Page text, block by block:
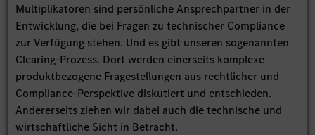
Multiplikatoren sind persönliche Ansprechpartner in der
Entwicklung, die bei Fragen zu technischer Compliance
zur Verfügung stehen. Und es gibt unseren sogenannten
Clearing-Prozess. Dort werden einerseits komplexe
produktbezogene Fragestellungen aus rechtlicher und
Compliance-Perspektive diskutiert und entschieden.
Andererseits ziehen wir dabei auch die technische und
wirtschaftliche Sicht in Betracht.